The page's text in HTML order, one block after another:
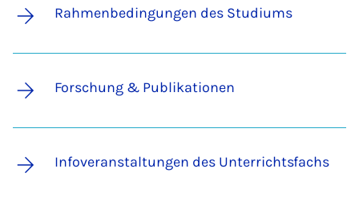
Rahmenbedingungen des Studiums
Forschung & Publikationen
Infoveranstaltungen des Unterrichtsfachs